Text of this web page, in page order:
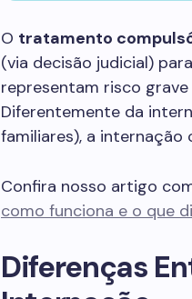
O tratamento
(via decisão judicial)
representam risco
Diferentemente da
familiares), a internação
Confira nosso artigo
como funciona e o que
Diferenças